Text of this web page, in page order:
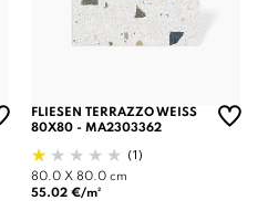
FLIESEN TERRAZZO WEISS
80X80 - MA2303362
(1)
80.0 X 80.0 cm
55.02 €/m²